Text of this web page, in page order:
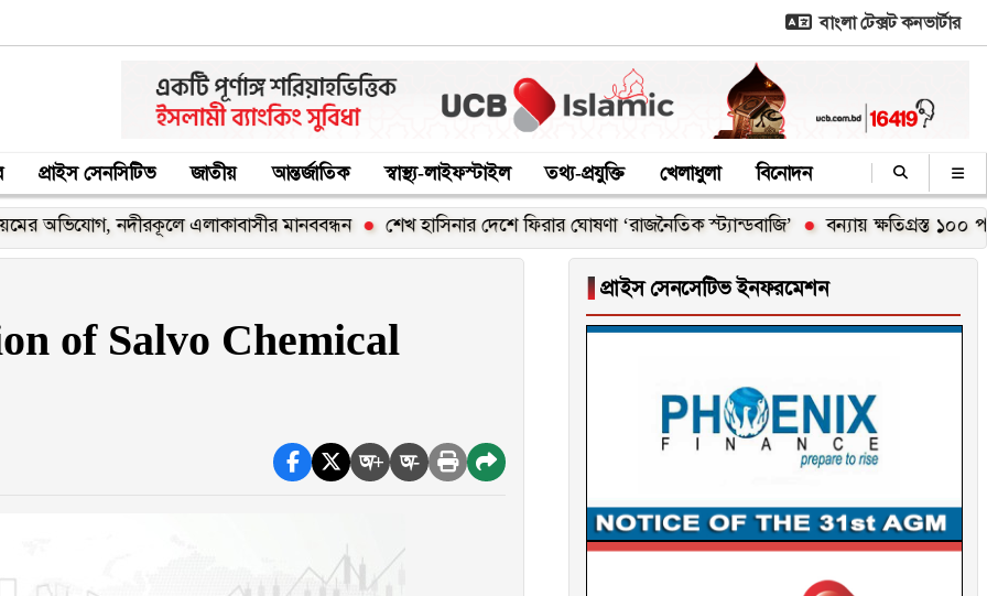
বাংলা টেক্সট কনভার্টার
প্রাইস সেনসিটিভ জাতীয় আন্তর্জাতিক স্বাস্থ্য-লাইফস্টাইল তথ্য-প্রযুক্তি খেলাধুলা বিনোদন
নদীরকূলে এলাকাবাসীর মানববন্ধন শেখ হাসিনার দেশে ফিরার ঘোষণা ‘রাজনৈতিক স্ট্যান্ডবাজি’ বন্যায় ক্ষতিগ্রস্ত ১০০ পরিবারকে
of Salvo Chemical
অ+ অ-
▐ প্রাইস সেনসেটিভ ইনফরমেশন